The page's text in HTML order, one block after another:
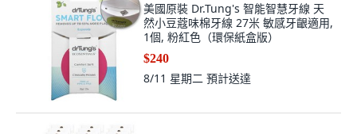
美國原裝 Dr.Tung's 智能智慧牙線 天
然小豆蔻味棉牙線 27米 敏感牙齦適用,
1個, 粉紅色（環保紙盒版）
$240
8/11 星期二 預計送達